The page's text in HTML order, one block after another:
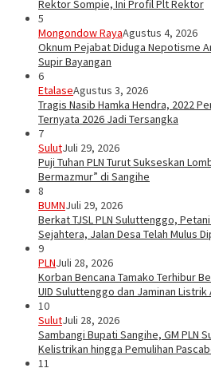
Rektor Sompie, Ini Profil Plt Rektor
5
Mongondow RayaAgustus 4, 2026
Oknum Pejabat Diduga Nepotisme
Supir Bayangan
6
EtalaseAgustus 3, 2026
Tragis Nasib Hamka Hendra, 2022
Ternyata 2026 Jadi Tersangka
7
SulutJuli 29, 2026
Puji Tuhan PLN Turut Sukseskan
Bermazmur” di Sangihe
8
BUMNJuli 29, 2026
Berkat TJSL PLN Suluttenggo,
Sejahtera, Jalan Desa Telah Mulus
9
PLNJuli 28, 2026
Korban Bencana Tamako Terhibur
UID Suluttenggo dan Jaminan
10
SulutJuli 28, 2026
Sambangi Bupati Sangihe, GM PLN
Kelistrikan hingga Pemulihan
11